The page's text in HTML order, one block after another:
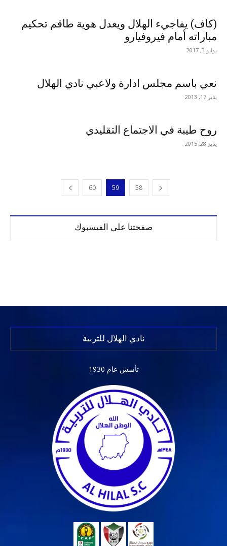
(كاف) يفاجيء الهلال ويعدل هوية طاقم تحكيم
مباراته أمام فيروفيارو
يوليو 3, 2017
نعي باسم مجلس ادارة ولاعبي نادي الهلال
يناير 17, 2013
روح طيبة في الاجتماع التقليدي
يناير 28, 2015
58
59
60
صفحتنا على الفيسبوك
نادي الهلال للتربية
تأسس عام 1930